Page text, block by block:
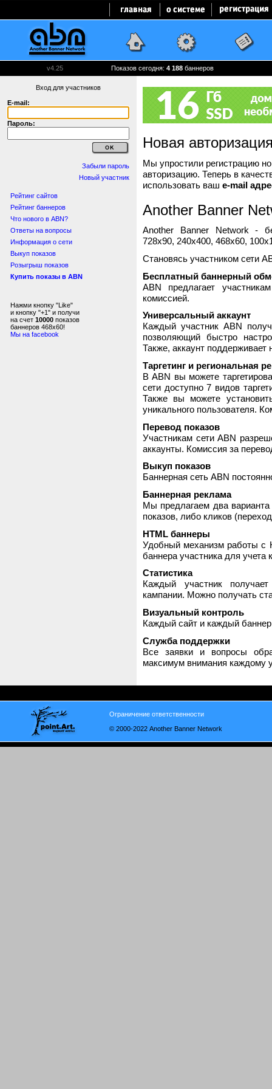
v4.25 Показов сегодня: 4 188 баннеров
Вход для участников
E-mail:
Пароль:
Забыли пароль
Новый участник
Рейтинг сайтов
Рейтинг баннеров
Что нового в ABN?
Ответы на вопросы
Информация о сети
Выкуп показов
Розыгрыш показов
Купить показы в ABN
Нажми кнопку "Like"
и кнопку "+1" и получи
на счет 10000 показов
баннеров 468x60!
Мы на facebook
Новая
Мы упростили регистрацию
авторизацию. Теперь в
использовать ваш e-mail
Another Banner
Another Banner Network -
728x90, 240x400, 468x60,
Становясь участником сети
Бесплатный баннерный
ABN предлагает
комиссией.
Универсальный аккаунт
Каждый участник ABN
позволяющий быстро
Также, аккаунт поддерживает
Таргетинг и региональная
В ABN вы можете
сети доступно 7 видов
Также вы можете
уникального пользователя.
Перевод показов
Участникам сети ABN
аккаунты. Комиссия за
Выкуп показов
Баннерная сеть ABN
Баннерная реклама
Мы предлагаем два
показов, либо кликов
HTML баннеры
Удобный механизм работы с
баннера участника для
Статистика
Каждый участник
кампании. Можно получать
Визуальный контроль
Каждый сайт и каждый
Служба поддержки
Все заявки и вопросы
максимум внимания каждому
Ограничение ответственности
© 2000-2022 Another Banner Network